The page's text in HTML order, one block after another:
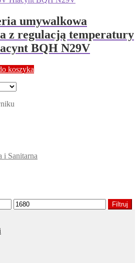
umywalkowa
z regulacją temperatury
BQH N29V
koszyka
i Sanitarna
Cena
max
Filtruj